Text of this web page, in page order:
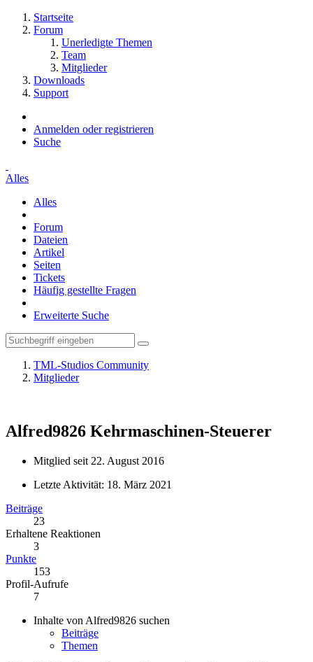
Startseite
Forum
Unerledigte Themen
Team
Mitglieder
Downloads
Support
Anmelden oder registrieren
Suche
Alles
Alles
Forum
Dateien
Artikel
Seiten
Tickets
Häufig gestellte Fragen
Erweiterte Suche
TML-Studios Community
Mitglieder
Alfred9826 Kehrmaschinen-Steuerer
Mitglied seit 22. August 2016
Letzte Aktivität: 18. März 2021
Beiträge
23
Erhaltene Reaktionen
3
Punkte
153
Profil-Aufrufe
7
Inhalte von Alfred9826 suchen
Beiträge
Themen